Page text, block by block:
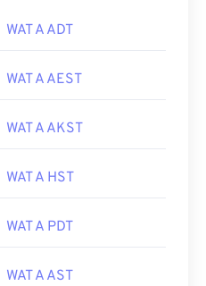
WAT A ADT
WAT A AEST
WAT A AKST
WAT A HST
WAT A PDT
WAT A AST